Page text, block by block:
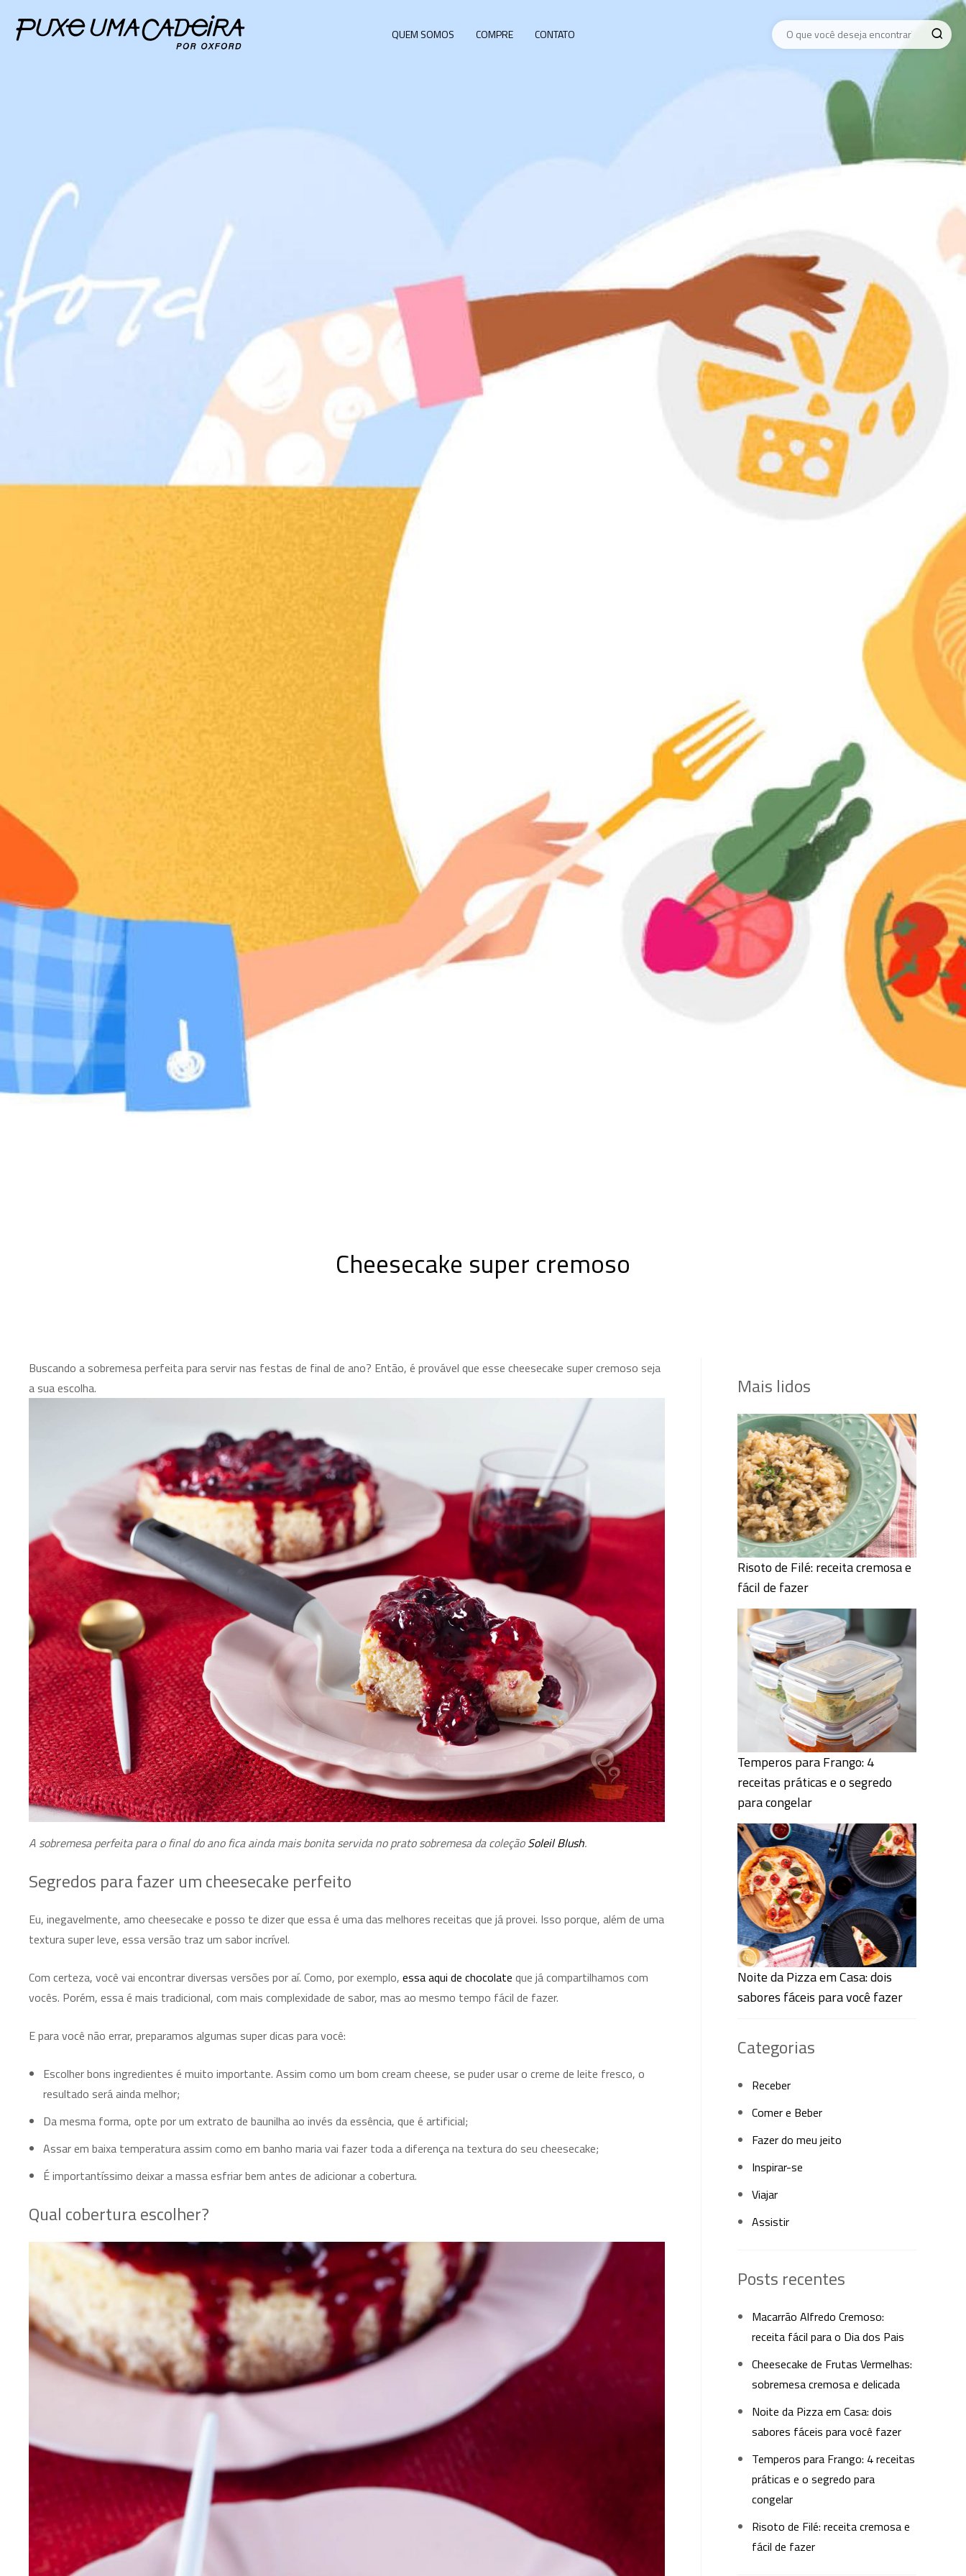
QUEM SOMOS COMPRE CONTATO
Cheesecake super cremoso
Buscando a sobremesa perfeita para servir nas festas de final de ano? Então, é provável que esse cheesecake super cremoso seja
a sua escolha.
A sobremesa perfeita para o final do ano fica ainda mais bonita servida no prato sobremesa da coleçãoSoleil Blush.
Segredos para fazer um cheesecake perfeito
Eu, inegavelmente, amo cheesecake e posso te dizer que essa é uma das melhores receitas que já provei. Isso porque, além de uma
textura super leve, essa versão traz um sabor incrível.
Com certeza, você vai encontrar diversas versões por aí. Como, por exemplo, essa aqui de chocolate que já compartilhamos com
vocês. Porém, essa é mais tradicional, com mais complexidade de sabor, mas ao mesmo tempo fácil de fazer.
E para você não errar, preparamos algumas super dicas para você:
Escolher bons ingredientes é muito importante. Assim como um bom cream cheese, se puder usar o creme de leite fresco, o
resultado será ainda melhor;
Da mesma forma, opte por um extrato de baunilha ao invés da essência, que é artificial;
Assar em baixa temperatura assim como em banho maria vai fazer toda a diferença na textura do seu cheesecake;
É importantíssimo deixar a massa esfriar bem antes de adicionar a cobertura.
Qual cobertura escolher?
Mais lidos
Risoto de Filé: receita cremosa e
fácil de fazer
Temperos para Frango: 4
receitas práticas e o segredo
para congelar
Noite da Pizza em Casa: dois
sabores fáceis para você fazer
Categorias
Receber
Comer e Beber
Fazer do meu jeito
Inspirar-se
Viajar
Assistir
Posts recentes
Macarrão Alfredo Cremoso:
receita fácil para o Dia dos Pais
Cheesecake de Frutas Vermelhas:
sobremesa cremosa e delicada
Noite da Pizza em Casa: dois
sabores fáceis para você fazer
Temperos para Frango: 4 receitas
práticas e o segredo para
congelar
Risoto de Filé: receita cremosa e
fácil de fazer